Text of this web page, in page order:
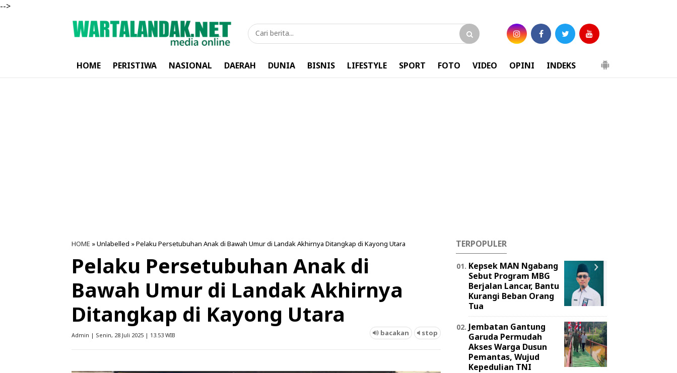
-->
HOME PERISTIWA NASIONAL DAERAH DUNIA BISNIS LIFESTYLE SPORT FOTO VIDEO OPINI INDEKS
HOME » Unlabelled » Pelaku Persetubuhan Anak di Bawah Umur di Landak Akhirnya Ditangkap di Kayong Utara
Pelaku Persetubuhan Anak di
Bawah Umur di Landak Akhirnya
Ditangkap di Kayong Utara
Admin | Senin, 28 Juli 2025 | 13.53 WIB bacakan stop
TERPOPULER
Kepsek MAN Ngabang
Sebut Program MBG
Berjalan Lancar, Bantu
Kurangi Beban Orang
Tua
Jembatan Gantung
Garuda Permudah
Akses Warga Dusun
Pemantas, Wujud
Kepedulian TNI